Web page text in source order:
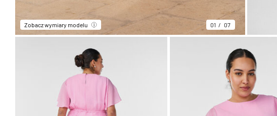
Zobacz wymiary modelu 01 07